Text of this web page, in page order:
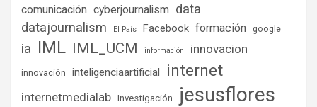
comunicación cyberjournalism data
datajournalism El País Facebook formación google
ia IML IML_UCM información innovacion
innovación inteligenciaartificial internet
internetmedialab Investigación jesusflores